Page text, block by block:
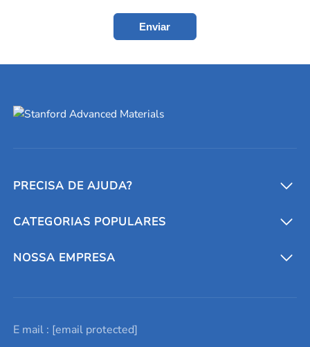
Enviar
PRECISA DE AJUDA?
Conversores e calculadoras
Entre em contato conosco
Lista de consultas
CATEGORIAS POPULARES
Metais refratários
Elementos de terras raras
NOSSA EMPRESA
Promoções atuais
E mail : [email protected]